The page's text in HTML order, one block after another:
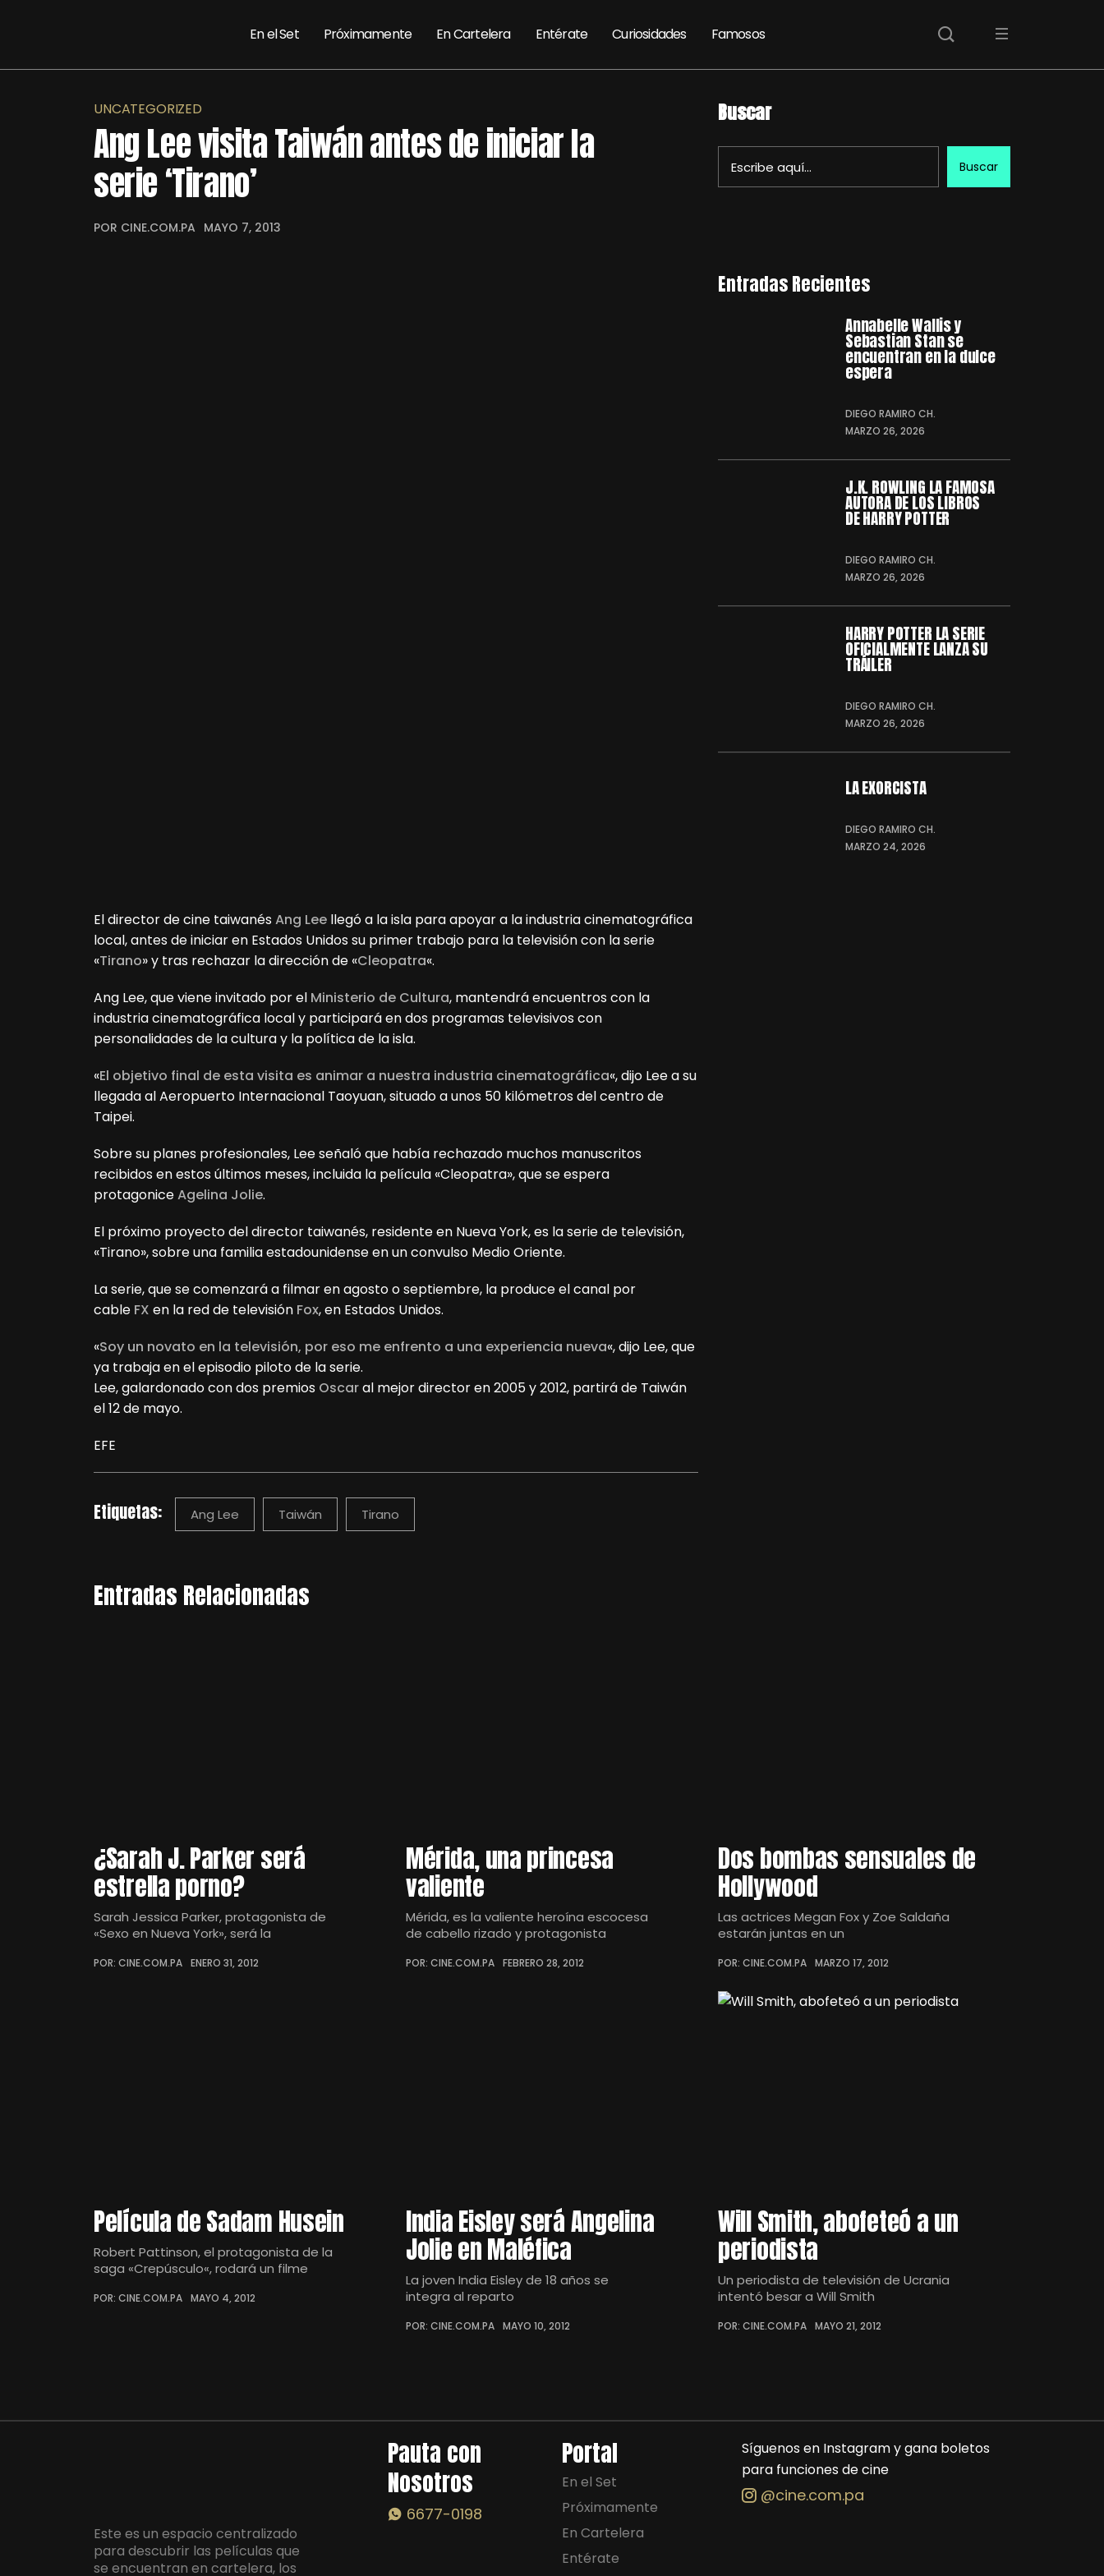
En el Set Próximamente En Cartelera Entérate Curiosidades Famosos
UNCATEGORIZED
Ang Lee visita Taiwán antes de iniciar la
serie ‘Tirano’
POR CINE.COM.PA MAYO 7, 2013
El director de cine taiwanésAng Lee llegó a la isla para apoyar a la industria cinematográfica
local, antes de iniciar en Estados Unidos su primer trabajo para la televisión con la serie
«Tirano» y tras rechazar la dirección de «Cleopatra«.
Ang Lee, que viene invitado por el Ministerio de Cultura, mantendrá encuentros con la
industria cinematográfica local y participará en dos programas televisivos con
personalidades de la cultura y la política de la isla.
«El objetivo final de esta visita es animar a nuestra industria cinematográfica«, dijo Lee a su
llegada al Aeropuerto Internacional Taoyuan, situado a unos 50 kilómetros del centro de
Taipei.
Sobre su planes profesionales, Lee señaló que había rechazado muchos manuscritos
recibidos en estos últimos meses, incluida la película «Cleopatra», que se espera
protagoniceAgelina Jolie.
El próximo proyecto del director taiwanés, residente en Nueva York, es la serie de televisión,
«Tirano», sobre una familia estadounidense en un convulso Medio Oriente.
La serie, que se comenzará a filmar en agosto o septiembre, la produce el canal por
cable FX en la red de televisión Fox, en Estados Unidos.
«Soy un novato en la televisión, por eso me enfrento a una experiencia nueva«, dijo Lee, que
ya trabaja en el episodio piloto de la serie.
Lee, galardonado con dos premios Oscaral mejor director en 2005 y 2012, partirá de Taiwán
el 12 de mayo.
EFE
Etiquetas: Ang Lee Taiwán Tirano
Buscar
Buscar
Entradas Recientes
Annabelle Wallis y
Sebastian Stan se
encuentran en la dulce
espera
DIEGO RAMIRO CH.
MARZO 26, 2026
J.K. ROWLING LA FAMOSA
AUTORA DE LOS LIBROS
DE HARRY POTTER
DIEGO RAMIRO CH.
MARZO 26, 2026
HARRY POTTER LA SERIE
OFICIALMENTE LANZA SU
TRÁILER
DIEGO RAMIRO CH.
MARZO 26, 2026
LA EXORCISTA
DIEGO RAMIRO CH.
MARZO 24, 2026
Entradas Relacionadas
¿Sarah J. Parker será
estrella porno?
Sarah Jessica Parker, protagonista de
«Sexo en Nueva York», será la
POR: CINE.COM.PA ENERO 31, 2012
Mérida, una princesa
valiente
Mérida, es la valiente heroína escocesa
de cabello rizado y protagonista
POR: CINE.COM.PA FEBRERO 28, 2012
Dos bombas sensuales de
Hollywood
Las actrices Megan Fox y Zoe Saldaña
estarán juntas en un
POR: CINE.COM.PA MARZO 17, 2012
Película de Sadam Husein
Robert Pattinson, el protagonista de la
saga «Crepúsculo«, rodará un filme
POR: CINE.COM.PA MAYO 4, 2012
India Eisley será Angelina
Jolie en Maléfica
La joven India Eisley de 18 años se
integra al reparto
POR: CINE.COM.PA MAYO 10, 2012
Will Smith, abofeteó a un
periodista
Un periodista de televisión de Ucrania
intentó besar a Will Smith
POR: CINE.COM.PA MAYO 21, 2012
Este es un espacio centralizado
para descubrir las películas que
se encuentran en cartelera, los
Pauta con
Nosotros
6677-0198
Portal
En el Set
Próximamente
En Cartelera
Entérate
Síguenos en Instagram y gana boletos
para funciones de cine
@cine.com.pa